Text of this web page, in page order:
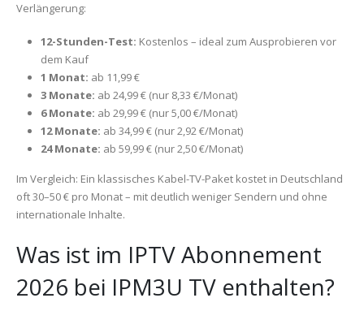
Verlängerung:
12-Stunden-Test: Kostenlos – ideal zum Ausprobieren vor
dem Kauf
1 Monat: ab 11,99 €
3 Monate: ab 24,99 € (nur 8,33 €/Monat)
6 Monate: ab 29,99 € (nur 5,00 €/Monat)
12 Monate: ab 34,99 € (nur 2,92 €/Monat)
24 Monate: ab 59,99 € (nur 2,50 €/Monat)
Im Vergleich: Ein klassisches Kabel-TV-Paket kostet in Deutschland
oft 30–50 € pro Monat – mit deutlich weniger Sendern und ohne
internationale Inhalte.
Was ist im IPTV Abonnement
2026 bei IPM3U TV enthalten?